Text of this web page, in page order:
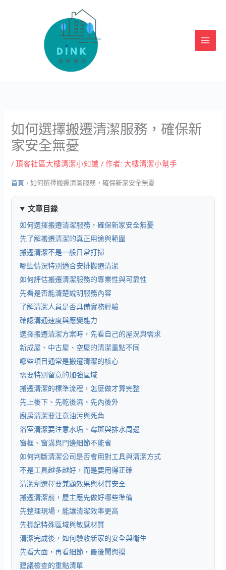
如何選擇搬遷清潔服務，確保新
家安全無憂
/頂客社區大樓清潔小知識 / 作者: 大樓清潔小幫手
首頁 ›如何選擇搬遷清潔服務，確保新家安全無憂
文章目錄
如何選擇搬遷清潔服務，確保新家安全無憂
先了解搬遷清潔的真正用途與範圍
搬遷清潔不是一般日常打掃
哪些情況特別適合安排搬遷清潔
如何評估搬遷清潔服務的專業性與可靠性
先看是否能清楚說明服務內容
了解清潔人員是否具備實務經驗
確認溝通速度與應變能力
選擇搬遷清潔方案時，先看自己的屋況與需求
新成屋、中古屋、空屋的清潔重點不同
哪些項目通常是搬遷清潔的核心
需要特別留意的加強區域
搬遷清潔的標準流程，怎麼做才算完整
先上後下、先乾後濕、先內後外
廚房清潔要注意油污與死角
浴室清潔要注意水垢、霉斑與排水周邊
窗框、窗溝與門邊細節不能省
如何判斷清潔公司是否會用對工具與清潔方式
不是工具越多越好，而是要用得正確
清潔劑選擇要兼顧效果與材質安全
搬遷清潔前，屋主應先做好哪些準備
先整理現場，能讓清潔效率更高
先標記特殊區域與敏感材質
清潔完成後，如何驗收新家的安全與衛生
先看大面，再看細節，最後聞與摸
建議檢查的重點清單